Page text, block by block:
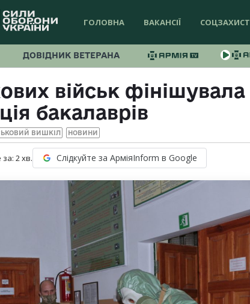
ГОЛОВНА ВАКАНСІЇ СОЦЗАХИСТ
ДОВІДНИК ВЕТЕРАНА
військ фінішувала
бакалаврів
ВИШКІЛ НОВИНИ
за: 2хв. Слідкуйте за АрміяInform в Google